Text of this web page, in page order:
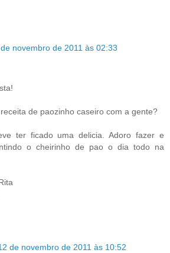
novembro de 2011 às 02:33
de paozinho caseiro com a gente?
ter ficado uma delicia. Adoro fazer e
o cheirinho de pao o dia todo na
de novembro de 2011 às 10:52